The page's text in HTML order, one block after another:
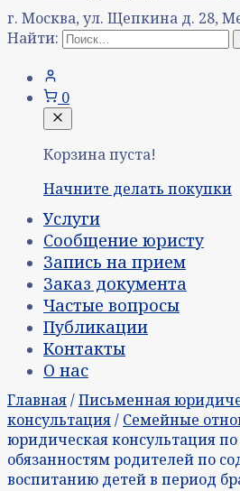
г. Москва, ул. Щепкина д. 28,
Найти:
0
Корзина пуста!
Начните делать покупки
Услуги
Сообщение юристу
Запись на прием
Заказ документа
Частые вопросы
Публикации
Контакты
О нас
Главная/Письменная
консультация/ Семейные
юридическая консультация
обязанностям родителей по
воспитанию детей в период